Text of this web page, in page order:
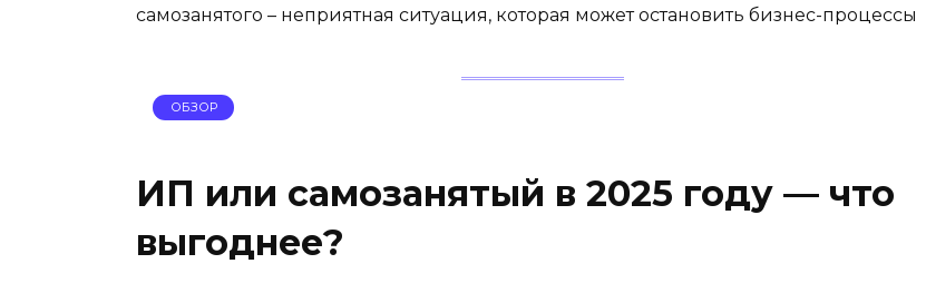
самозанятого – неприятная ситуация, которая может остановить бизнес-процессы
ОБЗОР
ИП или самозанятый в 2025 году — что
выгоднее?